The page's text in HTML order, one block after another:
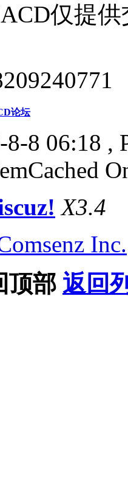
仅提
论坛
8 06:18 ,
X3.4
Inc.
顶部 返回